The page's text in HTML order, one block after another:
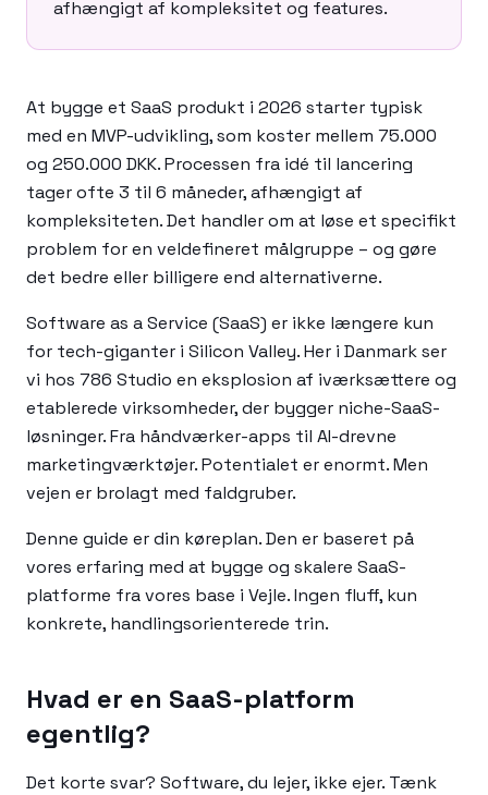
afhængigt af kompleksitet og features.
At bygge et SaaS produkt i 2026 starter typisk
med en MVP-udvikling, som koster mellem 75.000
og 250.000 DKK. Processen fra idé til lancering
tager ofte 3 til 6 måneder, afhængigt af
kompleksiteten. Det handler om at løse et specifikt
problem for en veldefineret målgruppe – og gøre
det bedre eller billigere end alternativerne.
Software as a Service (SaaS) er ikke længere kun
for tech-giganter i Silicon Valley. Her i Danmark ser
vi hos 786 Studio en eksplosion af iværksættere og
etablerede virksomheder, der bygger niche-SaaS-
løsninger. Fra håndværker-apps til AI-drevne
marketingværktøjer. Potentialet er enormt. Men
vejen er brolagt med faldgruber.
Denne guide er din køreplan. Den er baseret på
vores erfaring med at bygge og skalere SaaS-
platforme fra vores base i Vejle. Ingen fluff, kun
konkrete, handlingsorienterede trin.
Hvad er en SaaS-platform
egentlig?
Det korte svar? Software, du lejer, ikke ejer. Tænk